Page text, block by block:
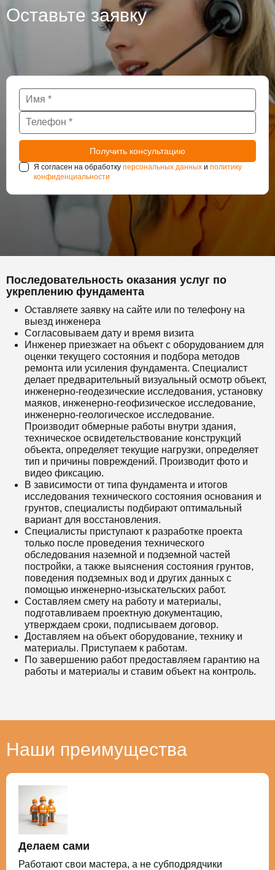
Оставьте заявку
Я согласен на обработку персональных данных и политику
конфиденциальности
Последовательность оказания услуг по
укреплению фундамента
Оставляете заявку на сайте или по телефону на
выезд инженера
Согласовываем дату и время визита
Инженер приезжает на объект с оборудованием для
оценки текущего состояния и подбора методов
ремонта или усиления фундамента. Специалист
делает предварительный визуальный осмотр объект,
инженерно-геодезические исследования, установку
маяков, инженерно-геофизическое исследование,
инженерно-геологическое исследование.
Производит обмерные работы внутри здания,
техническое освидетельствование конструкций
объекта, определяет текущие нагрузки, определяет
тип и причины повреждений. Производит фото и
видео фиксацию.
В зависимости от типа фундамента и итогов
исследования технического состояния основания и
грунтов, специалисты подбирают оптимальный
вариант для восстановления.
Специалисты приступают к разработке проекта
только после проведения технического
обследования наземной и подземной частей
постройки, а также выяснения состояния грунтов,
поведения подземных вод и других данных с
помощью инженерно-изыскательских работ.
Составляем смету на работу и материалы,
подготавливаем проектную документацию,
утверждаем сроки, подписываем договор.
Доставляем на объект оборудование, технику и
материалы. Приступаем к работам.
По завершению работ предоставляем гарантию на
работы и материалы и ставим объект на контроль.
Наши преимущества
Делаем сами
Работают свои мастера, а не субподрядчики